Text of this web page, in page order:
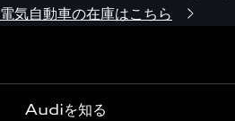
電気自動車の在庫はこちら
Audiを知る